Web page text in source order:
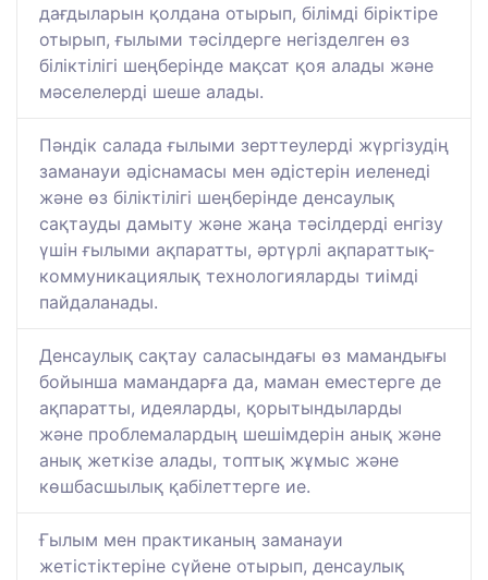
дағдыларын қолдана отырып, білімді біріктіре
отырып, ғылыми тәсілдерге негізделген өз
біліктілігі шеңберінде мақсат қоя алады және
мәселелерді шеше алады.
Пәндік салада ғылыми зерттеулерді жүргізудің
заманауи әдіснамасы мен әдістерін иеленеді
және өз біліктілігі шеңберінде денсаулық
сақтауды дамыту және жаңа тәсілдерді енгізу
үшін ғылыми ақпаратты, әртүрлі ақпараттық-
коммуникациялық технологияларды тиімді
пайдаланады.
Денсаулық сақтау саласындағы өз мамандығы
бойынша мамандарға да, маман еместерге де
ақпаратты, идеяларды, қорытындыларды
және проблемалардың шешімдерін анық және
анық жеткізе алады, топтық жұмыс және
көшбасшылық қабілеттерге ие.
Ғылым мен практиканың заманауи
жетістіктеріне сүйене отырып, денсаулық